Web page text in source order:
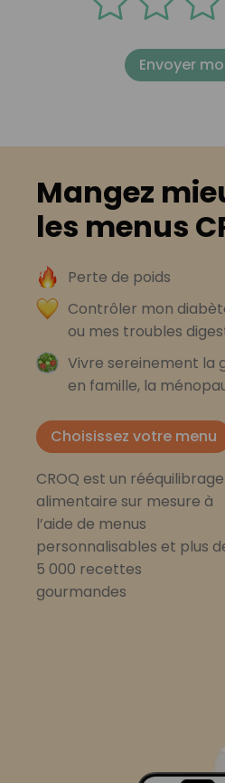
Envoyer
Mangez
les menus
Perte de poids
Contrôler mon
ou mes troubles
Vivre sereinement la
en famille, la
Choisissez votre menu
CROQ est un rééquilibrage
alimentaire sur mesure à
l’aide de menus
personnalisables et plus
5 000 recettes
gourmandes